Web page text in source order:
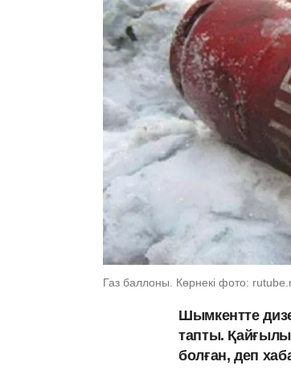
Газ баллоны. Көрнекі фото:
Шымкентте
тапты.
болған, деп